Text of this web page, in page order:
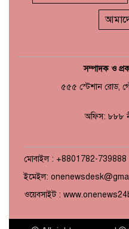
সম্পাদক ও
৫৫৫ স্টেশান রোড,
অফিস: ৮৮৮
মোবাইল : +8801782-739888
ইমেইল:
ওয়েবসাইট :